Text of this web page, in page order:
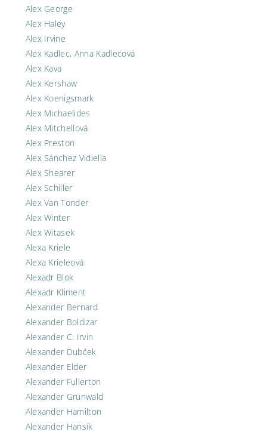
Alex George
Alex Haley
Alex Irvine
Alex Kadlec, Anna Kadlecová
Alex Kava
Alex Kershaw
Alex Koenigsmark
Alex Michaelides
Alex Mitchellová
Alex Preston
Alex Sánchez Vidiella
Alex Shearer
Alex Schiller
Alex Van Tonder
Alex Winter
Alex Witasek
Alexa Kriele
Alexa Krieleová
Alexadr Blok
Alexadr Kliment
Alexander Bernard
Alexander Boldizar
Alexander C. Irvin
Alexander Dubček
Alexander Elder
Alexander Fullerton
Alexander Grünwald
Alexander Hamilton
Alexander Hansík